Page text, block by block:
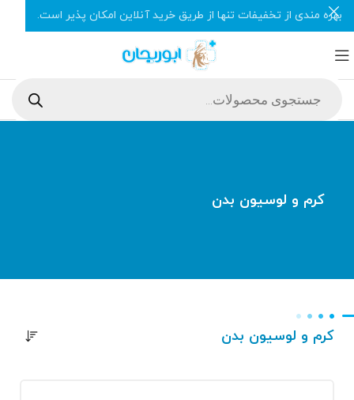
کرم و لوسیون بدن
کرم و لوسیون بدن
بهره مندی از تخفیفات تنها از طریق خرید آنلاین امکان پذیر است.